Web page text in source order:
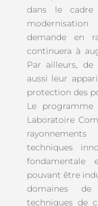
dans le
demande en
continuera à
Par ailleurs, de
aussi leur
protection des
Le
Laboratoire
techniques
fondamentale
pouvant être
domaines de
techniques de